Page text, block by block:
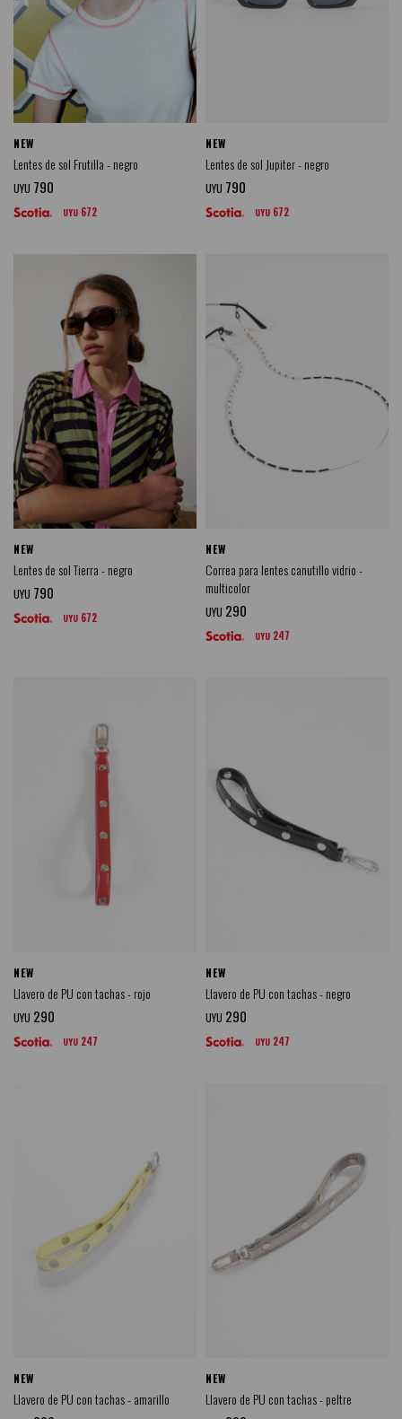
NEW
Lentes de sol Frutilla - negro
UYU 790
UYU 672
NEW
Lentes de sol Jupiter - negro
UYU 790
UYU 672
NEW
Lentes de sol Tierra - negro
UYU 790
UYU 672
NEW
Correa para lentes canutillo vidrio -
multicolor
UYU 290
UYU 247
NEW
Llavero de PU con tachas - rojo
UYU 290
UYU 247
NEW
Llavero de PU con tachas - negro
UYU 290
UYU 247
NEW
Llavero de PU con tachas - amarillo
NEW
Llavero de PU con tachas - peltre